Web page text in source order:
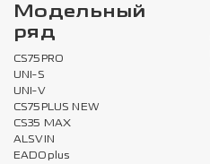
Модельный
ряд
CS75PRO
UNI-S
UNI-V
CS75PLUS NEW
CS35 MAX
ALSVIN
EADOplus